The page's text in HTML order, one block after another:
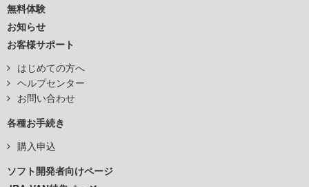
無料体験
お知らせ
お客様サポート
はじめての方へ
ヘルプセンター
お問い合わせ
各種お手続き
購入申込
ソフト開発者向けページ